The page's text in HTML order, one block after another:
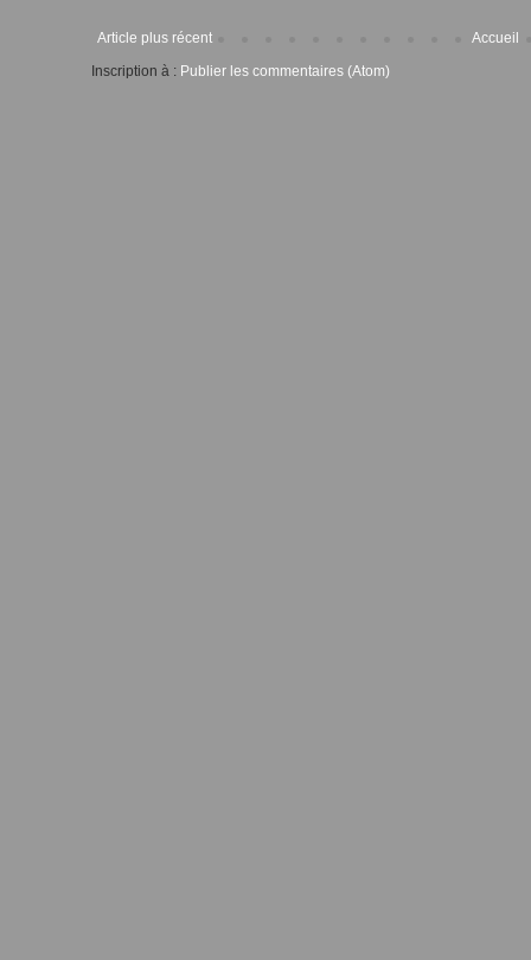
Article plus récent
Accueil
Inscription à : Publier les commentaires (Atom)